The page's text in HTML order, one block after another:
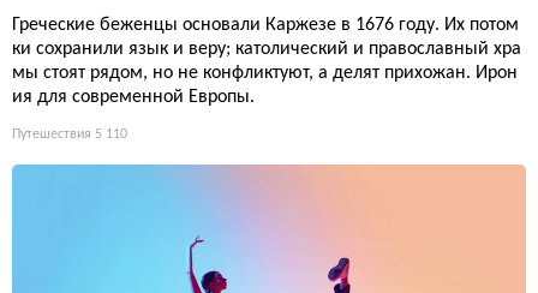
Греческие беженцы основали Каржезе в 1676 году. Их потом
ки сохранили язык и веру; католический и православный хра
мы стоят рядом, но не конфликтуют, а делят прихожан. Ирон
ия для современной Европы.
Путешествия 5 110